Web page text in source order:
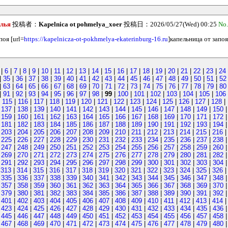
投稿者： Kapelnica ot pohmelya_xoer 投稿日：2026/05/27(Wed) 00:25
[url=https://kapelnicza-ot-pokhmelya-ekaterinburg-16.ru]капельница от
6 | 7 | 8 | 9 | 10 | 11 | 12 | 13 | 14 | 15 | 16 | 17 | 18 | 19 | 20 | 21 | 22 | 23 | 24
35 | 36 | 37 | 38 | 39 | 40 | 41 | 42 | 43 | 44 | 45 | 46 | 47 | 48 | 49 | 50 | 51 | 52
63 | 64 | 65 | 66 | 67 | 68 | 69 | 70 | 71 | 72 | 73 | 74 | 75 | 76 | 77 | 78 | 79 | 80
91 | 92 | 93 | 94 | 95 | 96 | 97 | 98 | 99 | 100 | 101 | 102 | 103 | 104 | 105 | 106
115 | 116 | 117 | 118 | 119 | 120 | 121 | 122 | 123 | 124 | 125 | 126 | 127 | 128 |
137 | 138 | 139 | 140 | 141 | 142 | 143 | 144 | 145 | 146 | 147 | 148 | 149 | 150
159 | 160 | 161 | 162 | 163 | 164 | 165 | 166 | 167 | 168 | 169 | 170 | 171 | 172
181 | 182 | 183 | 184 | 185 | 186 | 187 | 188 | 189 | 190 | 191 | 192 | 193 | 194
203 | 204 | 205 | 206 | 207 | 208 | 209 | 210 | 211 | 212 | 213 | 214 | 215 | 216 |
225 | 226 | 227 | 228 | 229 | 230 | 231 | 232 | 233 | 234 | 235 | 236 | 237 | 238
247 | 248 | 249 | 250 | 251 | 252 | 253 | 254 | 255 | 256 | 257 | 258 | 259 | 260
269 | 270 | 271 | 272 | 273 | 274 | 275 | 276 | 277 | 278 | 279 | 280 | 281 | 282
291 | 292 | 293 | 294 | 295 | 296 | 297 | 298 | 299 | 300 | 301 | 302 | 303 | 304
313 | 314 | 315 | 316 | 317 | 318 | 319 | 320 | 321 | 322 | 323 | 324 | 325 | 326 |
335 | 336 | 337 | 338 | 339 | 340 | 341 | 342 | 343 | 344 | 345 | 346 | 347 | 348
357 | 358 | 359 | 360 | 361 | 362 | 363 | 364 | 365 | 366 | 367 | 368 | 369 | 370
379 | 380 | 381 | 382 | 383 | 384 | 385 | 386 | 387 | 388 | 389 | 390 | 391 | 392
401 | 402 | 403 | 404 | 405 | 406 | 407 | 408 | 409 | 410 | 411 | 412 | 413 | 414 |
423 | 424 | 425 | 426 | 427 | 428 | 429 | 430 | 431 | 432 | 433 | 434 | 435 | 436
445 | 446 | 447 | 448 | 449 | 450 | 451 | 452 | 453 | 454 | 455 | 456 | 457 | 458
467 | 468 | 469 | 470 | 471 | 472 | 473 | 474 | 475 | 476 | 477 | 478 | 479 | 480